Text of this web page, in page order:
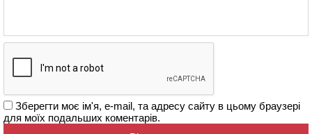
Зберегти моє ім'я, e-mail, та адресу сайту в цьому браузері
для моїх подальших коментарів.